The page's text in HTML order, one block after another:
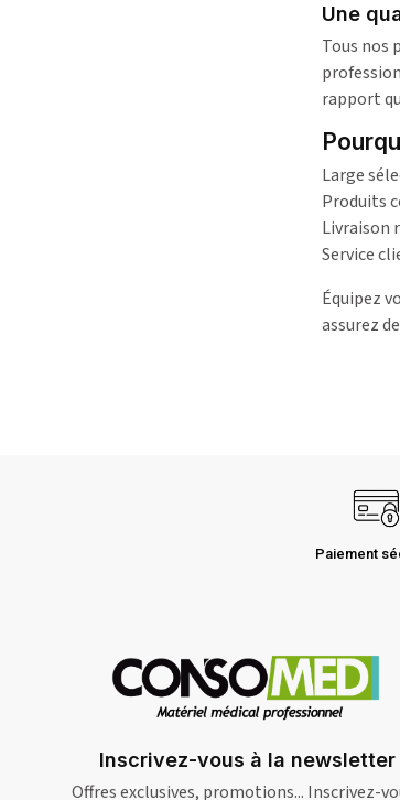
Une
Tous nos
rapport
Large
Produits
Livraison
Service
Équipez
assurez
Paiement
Inscrivez-vous à la newsletter
Offres exclusives, promotions... Inscrivez-